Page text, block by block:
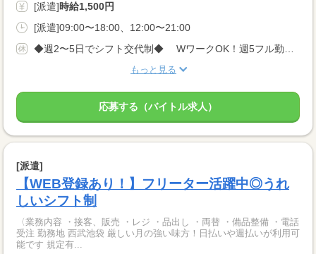
[派遣]時給1,500円
[派遣]09:00〜18:00、12:00〜21:00
◆週2〜5日でシフト交代制◆ WワークOK！週5フル勤務もOK！
もっと見る
応募する（バイトル求人）
[派遣]
【WEB登録あり！】フリーター活躍中◎うれ
しいシフト制
〈業務内容 ・接客、販売 ・レジ ・品出し ・両替 ・備品整備 ・電話
受注 勤務地 西武池袋 厳しい月の強い味方！日払いや週払いが利用可
能です 規定有...